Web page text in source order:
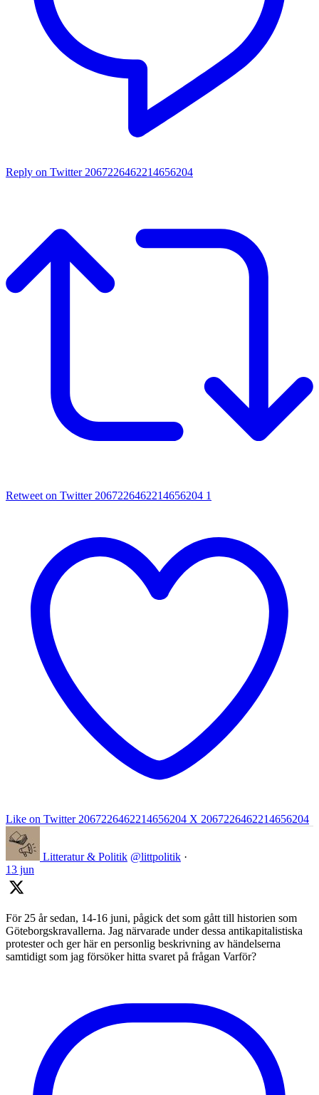
Reply on Twitter 2067226462214656204
Retweet on Twitter 2067226462214656204 1
Like on Twitter 2067226462214656204 X 2067226462214656204
Litteratur & Politik @littpolitik ·
13 jun
För 25 år sedan, 14-16 juni, pågick det som gått till historien som
Göteborgskravallerna. Jag närvarade under dessa antikapitalistiska
protester och ger här en personlig beskrivning av händelserna
samtidigt som jag försöker hitta svaret på frågan Varför?